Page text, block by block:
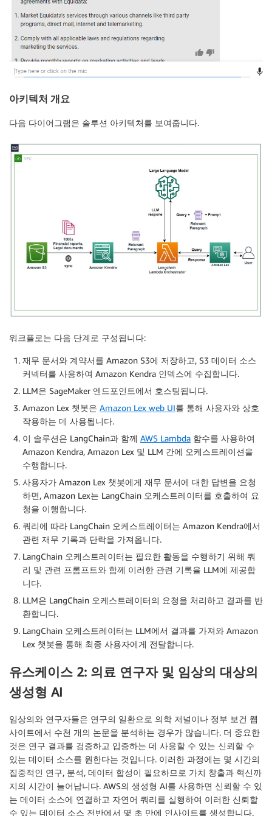
아키텍처 개요
다음 다이어그램은 솔루션 아키텍처를 보여줍니다.
워크플로는 다음 단계로 구성됩니다:
재무 문서와 계약서를 Amazon S3에 저장하고, S3 데이터 소스
커넥터를 사용하여 Amazon Kendra 인덱스에 수집합니다.
LLM은 SageMaker 엔드포인트에서 호스팅됩니다.
Amazon Lex 챗봇은 Amazon Lex web UI를 통해 사용자와 상호
작용하는 데 사용됩니다.
이 솔루션은 LangChain과 함께 AWS Lambda 함수를 사용하여
Amazon Kendra, Amazon Lex 및 LLM 간에 오케스트레이션을
수행합니다.
사용자가 Amazon Lex 챗봇에게 재무 문서에 대한 답변을 요청
하면, Amazon Lex는 LangChain 오케스트레이터를 호출하여 요
청을 이행합니다.
쿼리에 따라 LangChain 오케스트레이터는 Amazon Kendra에서
관련 재무 기록과 단락을 가져옵니다.
LangChain 오케스트레이터는 필요한 활동을 수행하기 위해 쿼
리 및 관련 프롬프트와 함께 이러한 관련 기록을 LLM에 제공합
니다.
LLM은 LangChain 오케스트레이터의 요청을 처리하고 결과를 반
환합니다.
LangChain 오케스트레이터는 LLM에서 결과를 가져와 Amazon
Lex 챗봇을 통해 최종 사용자에게 전달합니다.
유스케이스 2: 의료 연구자 및 임상의 대상의
생성형 AI
임상의와 연구자들은 연구의 일환으로 의학 저널이나 정부 보건 웹
사이트에서 수천 개의 논문을 분석하는 경우가 많습니다. 더 중요한
것은 연구 결과를 검증하고 입증하는 데 사용할 수 있는 신뢰할 수
있는 데이터 소스를 원한다는 것입니다. 이러한 과정에는 몇 시간의
집중적인 연구, 분석, 데이터 합성이 필요하므로 가치 창출과 혁신까
지의 시간이 늘어납니다. AWS의 생성형 AI를 사용하면 신뢰할 수 있
는 데이터 소스에 연결하고 자연어 쿼리를 실행하여 이러한 신뢰할
수 있는 데이터 소스 전반에서 몇 초 만에 인사이트를 생성합니다.